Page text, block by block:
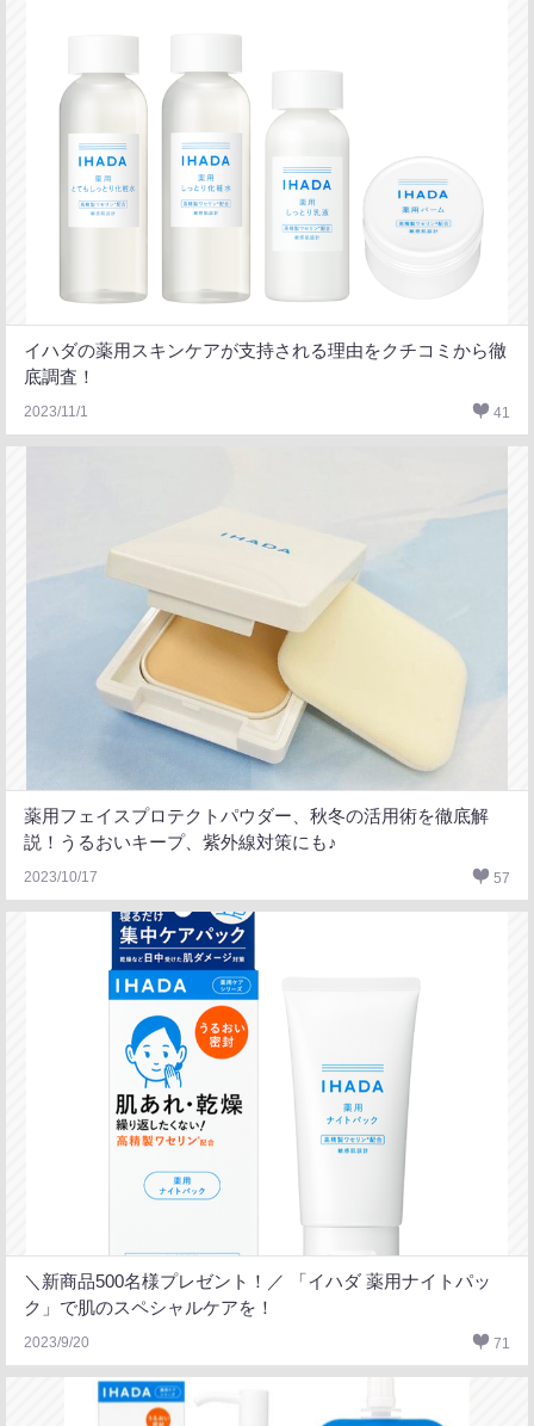
イハダの薬用スキンケアが支持される理由をクチコミから徹
底調査！
2023/11/1 41
薬用フェイスプロテクトパウダー、秋冬の活用術を徹底解
説！うるおいキープ、紫外線対策にも♪
2023/10/17 57
＼新商品500名様プレゼント！／ 「イハダ 薬用ナイトパッ
ク」で肌のスペシャルケアを！
2023/9/20 71